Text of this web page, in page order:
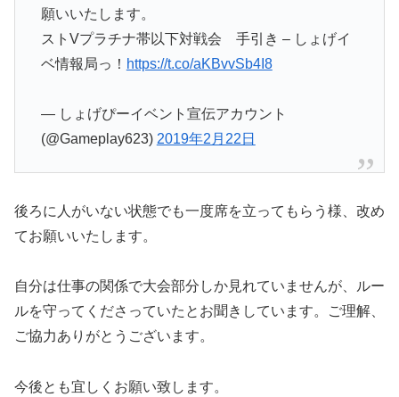
願いいたします。
ストVプラチナ帯以下対戦会 手引き – しょげイ
ベ情報局っ！ https://t.co/aKBvvSb4I8
— しょげぴーイベント宣伝アカウント
(@Gameplay623) 2019年2月22日
後ろに人がいない状態でも一度席を立ってもらう様、改め
てお願いいたします。
自分は仕事の関係で大会部分しか見れていませんが、ルー
ルを守ってくださっていたとお聞きしています。ご理解、
ご協力ありがとうございます。
今後とも宜しくお願い致します。